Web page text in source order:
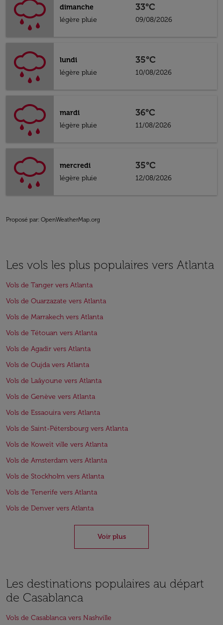
dimanche
légère pluie
33°C
09/08/2026
lundi
légère pluie
35°C
10/08/2026
mardi
légère pluie
36°C
11/08/2026
mercredi
légère pluie
35°C
12/08/2026
Proposé par: OpenWeatherMap.org
Les vols les plus populaires vers Atlanta
Vols de Tanger vers Atlanta
Vols de Ouarzazate vers Atlanta
Vols de Marrakech vers Atlanta
Vols de Tétouan vers Atlanta
Vols de Agadir vers Atlanta
Vols de Oujda vers Atlanta
Vols de Laâyoune vers Atlanta
Vols de Genève vers Atlanta
Vols de Essaouira vers Atlanta
Vols de Saint-Pétersbourg vers Atlanta
Vols de Koweït ville vers Atlanta
Vols de Amsterdam vers Atlanta
Vols de Stockholm vers Atlanta
Vols de Tenerife vers Atlanta
Vols de Denver vers Atlanta
Voir plus
Les destinations populaires au départ
de Casablanca
Vols de Casablanca vers Nashville